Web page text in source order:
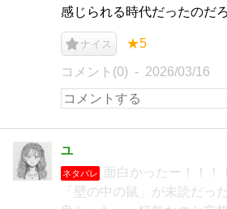
感じられる時代だったのだ
ナイス ★5
コメント(0) 2026/03/16
ユ
ネタバレ
面白かったー！！！
「壁の中の鼠」が未読だっ